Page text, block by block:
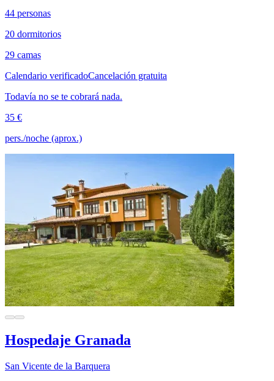
44 personas
20 dormitorios
29 camas
Calendario verificadoCancelación gratuita
Todavía no se te cobrará nada.
35 €
pers./noche (aprox.)
Hospedaje Granada
San Vicente de la Barquera